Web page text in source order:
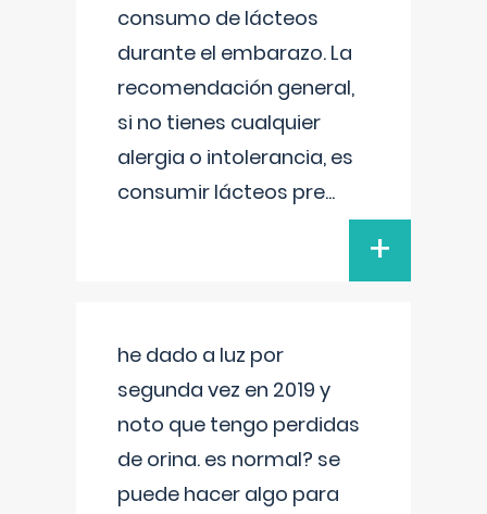
consumo de lácteos
durante el embarazo. La
recomendación general,
si no tienes cualquier
alergia o intolerancia, es
consumir lácteos pre...
+
he dado a luz por
segunda vez en 2019 y
noto que tengo perdidas
de orina. es normal? se
puede hacer algo para